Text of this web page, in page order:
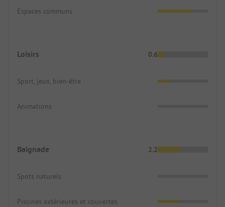
Espaces communs
Loisirs 0.6
Sport, jeux, bien-être
Animations
Baignade 2.2
Spots naturels
Piscines extérieures et couvertes